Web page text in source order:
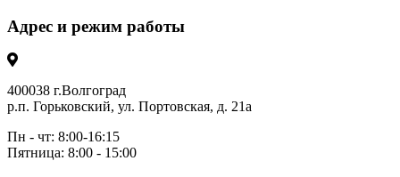
Адрес и режим работы
400038 г.Волгоград
р.п. Горьковский, ул. Портовская, д. 21а
Пн - чт: 8:00-16:15
Пятница: 8:00 - 15:00